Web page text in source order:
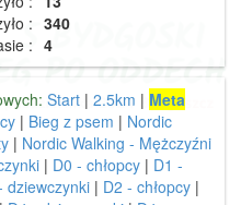
: 340
: 4
Start | 2.5km | Meta
| Bieg z psem | Nordic
| Nordic Walking - Mężczyźni
| D0 - chłopcy | D1 -
dziewczynki | D2 - chłopcy |